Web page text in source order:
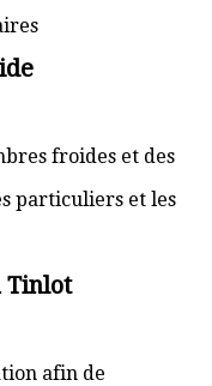
froides et des
particuliers et les
Tinlot
afin de